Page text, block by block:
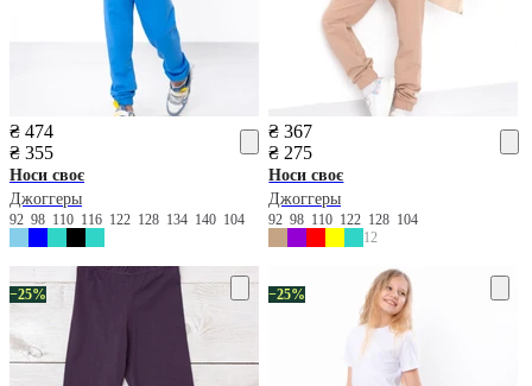
₴ 474
₴ 355
Носи своє
Джоггеры
92 98 110 116 122 128 134 140 104
₴ 367
₴ 275
Носи своє
Джоггеры
9298 110 122 128 104
12
−25% −25%